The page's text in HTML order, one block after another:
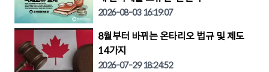
2026-08-03 16:19:07
8월부터 바뀌는 온타리오 법규 및 제도
14가지
2026-07-29 18:24:52